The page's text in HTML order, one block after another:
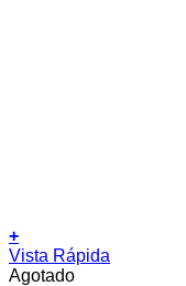
+
Vista Rápida
Agotado